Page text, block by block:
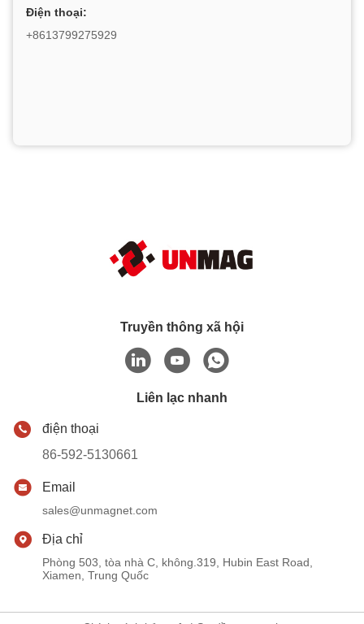
Điện thoại:
+8613799275929
Truyền thông xã hội
Liên lạc nhanh
điện thoại
86-592-5130661
Email
sales@unmagnet.com
Địa chỉ
Phòng 503, tòa nhà C, không.319, Hubin East Road,
Xiamen, Trung Quốc